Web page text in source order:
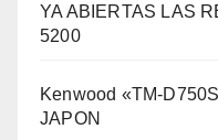
YA ABIERTAS LAS
5200
Kenwood «TM-
JAPON